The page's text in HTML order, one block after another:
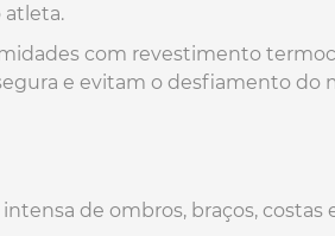
atleta.
com revestimento
e evitam o desfiamento do
de ombros, braços, costas